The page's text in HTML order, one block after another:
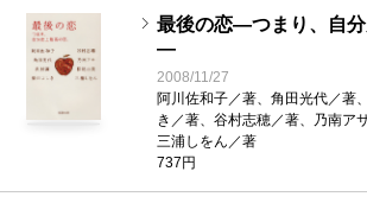
最後の恋―つまり、自分
―
2008/11/27
阿川佐和子／著、角田光代／著
き／著、谷村志穂／著、乃南ア
三浦しをん／著
737円